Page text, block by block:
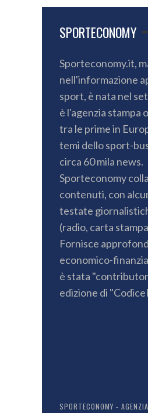
SPORTECONOMY
Sporteconomy.it,
nell'informazione
sport, è nata nel
è l'agenzia stampa
tra le prime in
temi dello sport-
circa 60 mila news.
Sporteconomy
contenuti, con
testate
(radio, carta
Fornisce
economico-
è stata
edizione di
SPORTECONOMY -